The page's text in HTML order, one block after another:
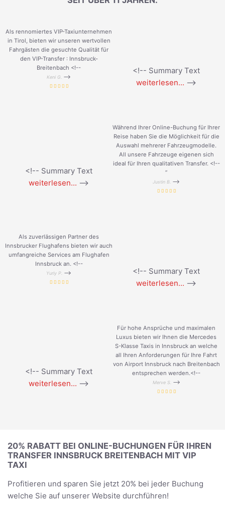
Als rennomiertes VIP-Taxiunternehmen
in Tirol, bieten wir unseren wertvollen
Fahrgästen die gesuchte Qualität für
den VIP-Transfer : Innsbruck-
Breitenbach <!--
Keni G. -->
<!-- Summary Text
weiterlesen... -->
<!-- Summary Text
weiterlesen... -->
Während Ihrer Online-Buchung für Ihrer
Reise haben Sie die Möglichkeit für die
Auswahl mehrerer Fahrzeugmodelle.
All unsere Fahrzeuge eigenen sich
ideal für Ihren qualitativen Transfer. <!--
”
Justin B. -->
Als zuverlässigen Partner des
Innsbrucker Flughafens bieten wir auch
umfangreiche Services am Flughafen
Innsbruck an. <!--
Yuriy P. -->
<!-- Summary Text
weiterlesen... -->
<!-- Summary Text
weiterlesen... -->
Für hohe Ansprüche und maximalen
Luxus bieten wir Ihnen die Mercedes
S-Klasse Taxis in Innsbruck an welche
all Ihren Anforderungen für Ihre Fahrt
von Airport Innsbruck nach Breitenbach
entsprechen werden.<!--
Merve S. -->
20% RABATT BEI ONLINE-BUCHUNGEN FÜR IHREN
TRANSFER INNSBRUCK BREITENBACH MIT VIP
TAXI
Profitieren und sparen Sie jetzt 20% bei jeder Buchung
welche Sie auf unserer Website durchführen!